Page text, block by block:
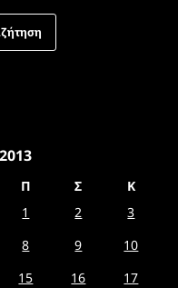
Π Σ
Κ
1
2
3
8 9
10
15 16
17